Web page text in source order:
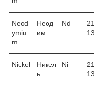
Neod
ymiu
m
Неод
им
Nd
Nickel
Никел
ь
Ni